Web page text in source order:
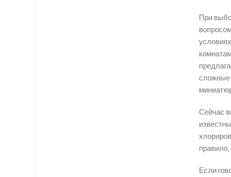
При
сложные
Сейчас
Если